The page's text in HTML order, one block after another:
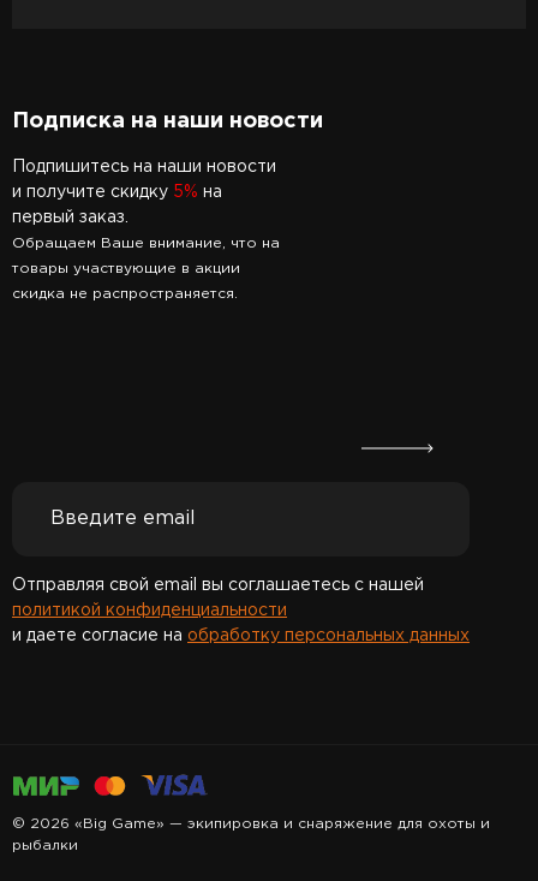
Подписка на наши новости
Подпишитесь на наши новости
и получите скидку 5% на
первый заказ.
Обращаем Ваше внимание, что на
товары участвующие в акции
скидка не распространяется.
Отправляя свой email вы соглашаетесь с нашей
политикой конфиденциальности
и даете согласие на обработку персональных данных
© 2026 «Big Game» — экипировка и снаряжение для охоты и
рыбалки